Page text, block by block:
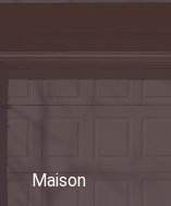
Maison